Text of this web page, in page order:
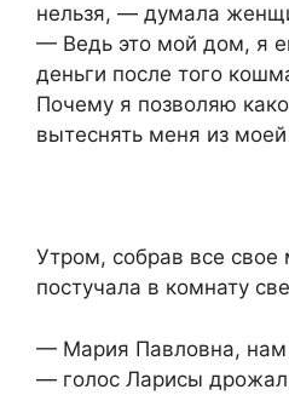
нельзя, — думала
— Ведь это мой дом, я
деньги после того
Почему я позволяю
вытеснять меня из
Утром, собрав все
постучала в комнату
— Мария Павловна, нам
— голос Ларисы